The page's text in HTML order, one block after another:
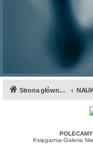
Strona główna forum
Księgarnia-Galeria